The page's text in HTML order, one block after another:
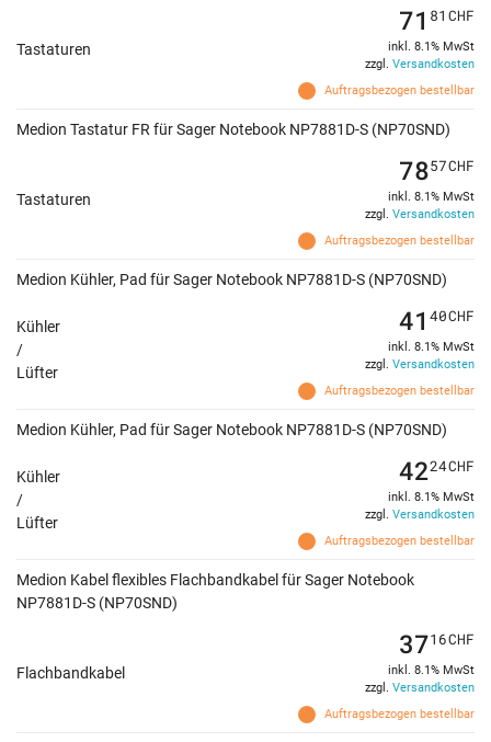
Tastaturen
Auftragsbezogen bestellbar
71 81 CHF
inkl. 8.1% MwSt
zzgl. Versandkosten
Medion Tastatur FR für Sager Notebook NP7881D-S (NP70SND)
Tastaturen
Auftragsbezogen bestellbar
7857CHF
inkl. 8.1% MwSt
zzgl. Versandkosten
Medion Kühler, Pad für Sager Notebook NP7881D-S (NP70SND)
Kühler
/
Lüfter
Auftragsbezogen bestellbar
41 40CHF
inkl. 8.1% MwSt
zzgl. Versandkosten
Medion Kühler, Pad für Sager Notebook NP7881D-S (NP70SND)
Kühler
/
Lüfter
Auftragsbezogen bestellbar
4224CHF
inkl. 8.1% MwSt
zzgl. Versandkosten
Medion Kabel flexibles Flachbandkabel für Sager Notebook
NP7881D-S (NP70SND)
Flachbandkabel
Auftragsbezogen bestellbar
3716CHF
inkl. 8.1% MwSt
zzgl. Versandkosten